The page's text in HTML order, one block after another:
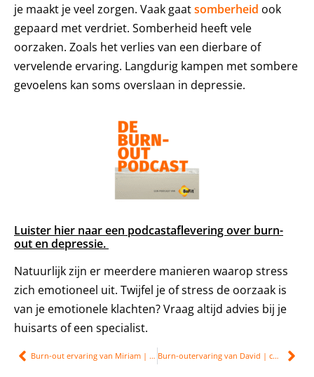
je maakt je veel zorgen. Vaak gaatsomberheid ook
gepaard met verdriet. Somberheid heeft vele
oorzaken. Zoals het verlies van een dierbare of
vervelende ervaring. Langdurig kampen met sombere
gevoelens kan soms overslaan in depressie.
Luister hier naar een podcastaflevering over burn-
out en depressie.
Natuurlijk zijn er meerdere manieren waarop stress
zich emotioneel uit. Twijfel je of stress de oorzaak is
van je emotionele klachten? Vraag altijd advies bij je
huisarts of een specialist.
Burn-out ervaring van Miriam | emotionele uitbarstingen Burn-outervaring van David | coronacrisis en hoofdpijnen